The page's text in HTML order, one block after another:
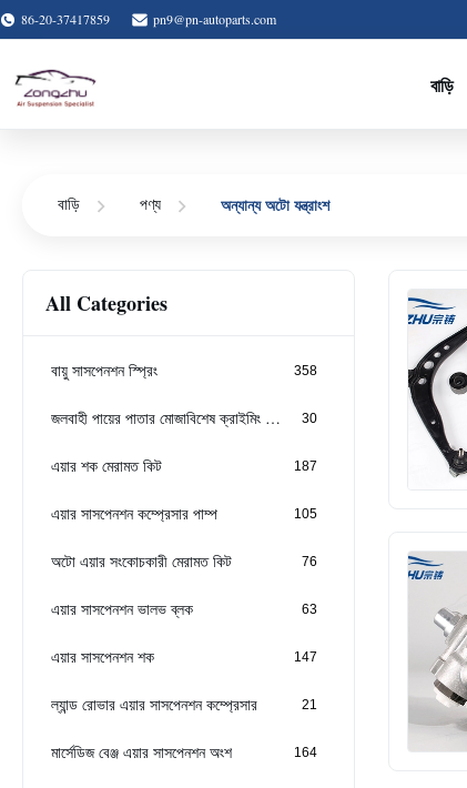
86-20-37417859 pn9@pn-autoparts.com
বাড়ি
বাড়ি পণ্য অন্যান্য অটো যন্ত্রাংশ
All Categories
বায়ু সাসপেনশন স্প্রিং 358
জলবাহী পায়ের পাতার মোজাবিশেষ ক্রাইমিং মেশিন 30
এয়ার শক মেরামত কিট 187
এয়ার সাসপেনশন কম্প্রেসার পাম্প 105
অটো এয়ার সংকোচকারী মেরামত কিট 76
এয়ার সাসপেনশন ভালভ ব্লক 63
এয়ার সাসপেনশন শক 147
ল্যান্ড রোভার এয়ার সাসপেনশন কম্প্রেসার 21
মার্সেডিজ বেঞ্জ এয়ার সাসপেনশন অংশ 164